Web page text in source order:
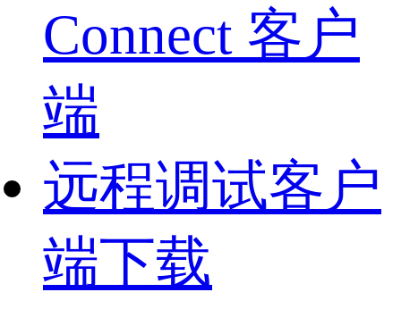
Connect 客户
端
远程调试客户
端下载